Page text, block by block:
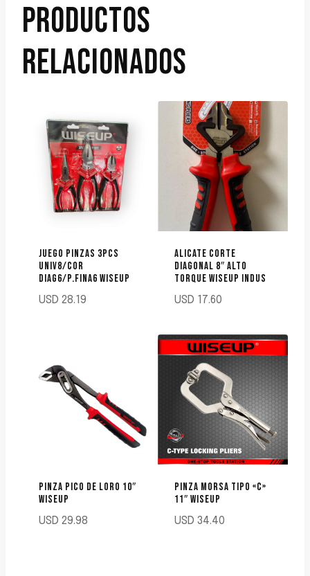
PRODUCTOS
RELACIONADOS
JUEGO PINZAS 3PCS
UNIV8/COR
DIAG6/P.FINA6 WISEUP
USD 28.19
ALICATE CORTE
DIAGONAL 8″ ALTO
TORQUE WISEUP INDUS
USD 17.60
PINZA PICO DE LORO 10″
WISEUP
USD 29.98
PINZA MORSA TIPO «C»
11″ WISEUP
USD 34.40